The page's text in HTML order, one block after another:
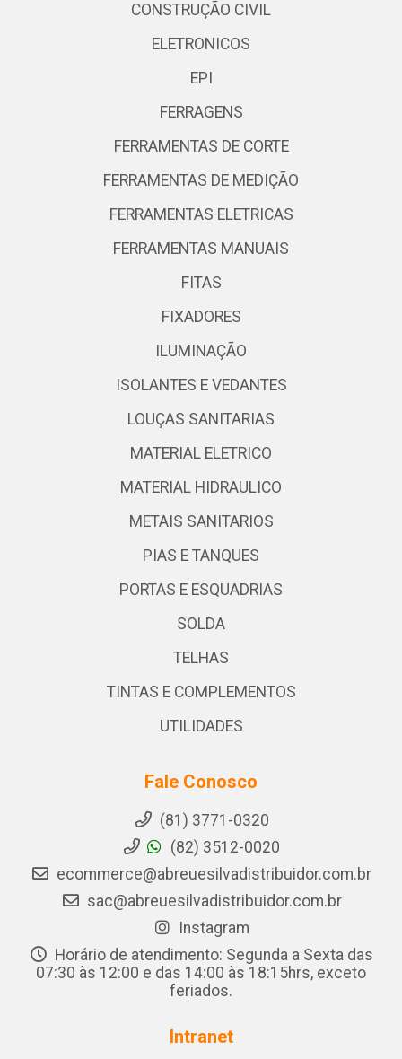
CONSTRUÇÃO CIVIL
ELETRONICOS
EPI
FERRAGENS
FERRAMENTAS DE CORTE
FERRAMENTAS DE MEDIÇÃO
FERRAMENTAS ELETRICAS
FERRAMENTAS MANUAIS
FITAS
FIXADORES
ILUMINAÇÃO
ISOLANTES E VEDANTES
LOUÇAS SANITARIAS
MATERIAL ELETRICO
MATERIAL HIDRAULICO
METAIS SANITARIOS
PIAS E TANQUES
PORTAS E ESQUADRIAS
SOLDA
TELHAS
TINTAS E COMPLEMENTOS
UTILIDADES
Fale Conosco
(81) 3771-0320
(82) 3512-0020
ecommerce@abreuesilvadistribuidor.com.br
sac@abreuesilvadistribuidor.com.br
Instagram
Horário de atendimento: Segunda a Sexta das
07:30 às 12:00 e das 14:00 às 18:15hrs, exceto
feriados.
Intranet